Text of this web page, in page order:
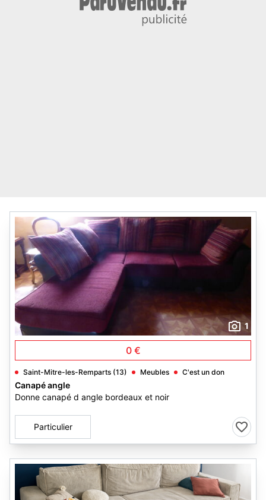
1
0 €
Saint-Mitre-les-Remparts (13) Meubles C'est un don
Canapé angle
Donne canapé d angle bordeaux et noir
Particulier